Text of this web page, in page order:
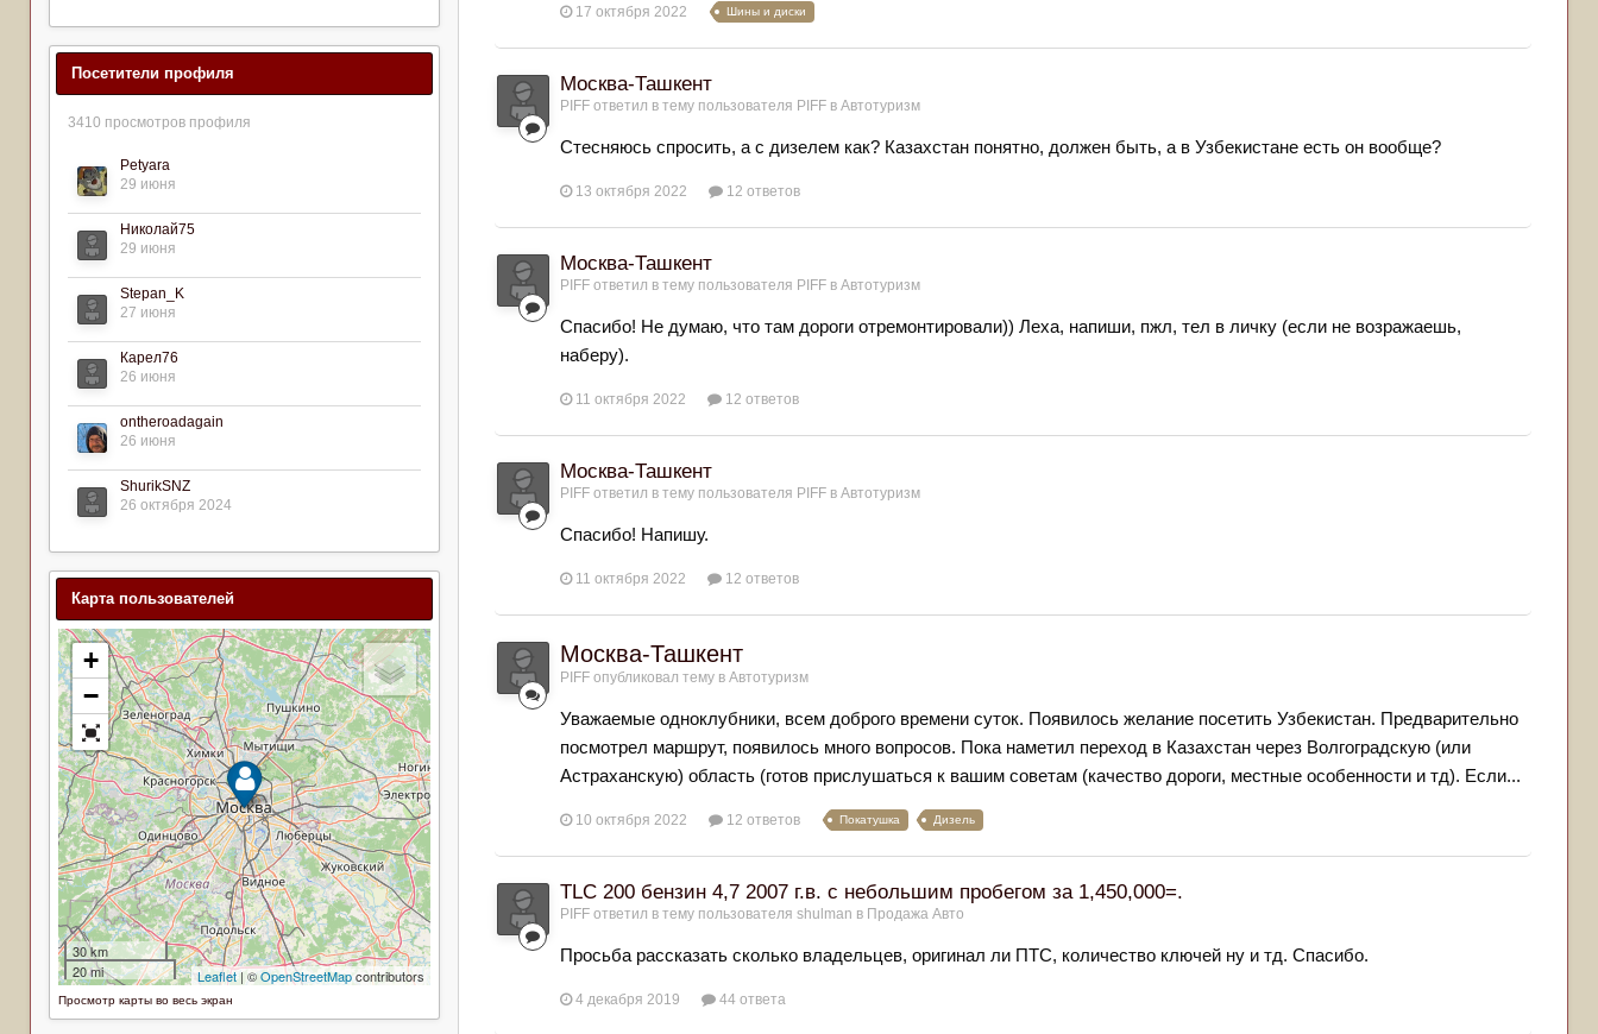
Посетители профиля
3410 просмотров профиля
Petyara
29 июня
Николай75
29 июня
Stepan_K
27 июня
Карел76
26 июня
ontheroadagain
26 июня
ShurikSNZ
26 октября 2024
Карта пользователей
Просмотр карты во весь экран
17 октября 2022 Шины и диски
Москва-Ташкент
PIFF ответил в тему пользователя PIFF в Автотуризм
Стесняюсь спросить, а с дизелем как? Казахстан понятно, должен быть, а в Узбекистане есть он вообще?
13 октября 2022 12 ответов
Москва-Ташкент
PIFF ответил в тему пользователя PIFF в Автотуризм
Спасибо! Не думаю, что там дороги отремонтировали)) Леха, напиши, пжл, тел в личку (если не возражаешь,
наберу).
11 октября 2022 12 ответов
Москва-Ташкент
PIFF ответил в тему пользователя PIFF в Автотуризм
Спасибо! Напишу.
11 октября 2022 12 ответов
Москва-Ташкент
PIFF опубликовал тему в Автотуризм
Уважаемые одноклубники, всем доброго времени суток. Появилось желание посетить Узбекистан. Предварительно
посмотрел маршрут, появилось много вопросов. Пока наметил переход в Казахстан через Волгоградскую (или
Астраханскую) область (готов прислушаться к вашим советам (качество дороги, местные особенности и тд). Если...
10 октября 2022 12 ответов Покатушка Дизель
TLC 200 бензин 4,7 2007 г.в. с небольшим пробегом за 1,450,000=.
PIFF ответил в тему пользователя shulman в Продажа Авто
Просьба рассказать сколько владельцев, оригинал ли ПТС, количество ключей ну и тд. Спасибо.
4 декабря 2019 44 ответа